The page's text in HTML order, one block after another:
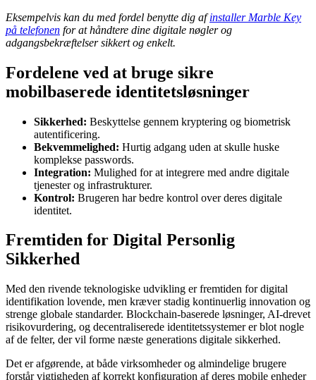
Eksempelvis kan du med fordel benytte dig afinstaller Marble Key
på telefonen for at håndtere dine digitale nøgler og
adgangsbekræftelser sikkert og enkelt.
Fordelene ved at bruge sikre
mobilbaserede identitetsløsninger
Sikkerhed: Beskyttelse gennem kryptering og biometrisk
autentificering.
Bekvemmelighed: Hurtig adgang uden at skulle huske
komplekse passwords.
Integration: Mulighed for at integrere med andre digitale
tjenester og infrastrukturer.
Kontrol: Brugeren har bedre kontrol over deres digitale
identitet.
Fremtiden for Digital Personlig
Sikkerhed
Med den rivende teknologiske udvikling er fremtiden for digital
identifikation lovende, men kræver stadig kontinuerlig innovation og
strenge globale standarder. Blockchain-baserede løsninger, AI-drevet
risikovurdering, og decentraliserede identitetssystemer er blot nogle
af de felter, der vil forme næste generations digitale sikkerhed.
Det er afgørende, at både virksomheder og almindelige brugere
forstår vigtigheden af korrekt konfiguration af deres mobile enheder